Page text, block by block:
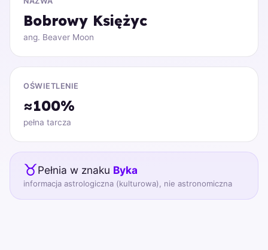
Bobrowy Księżyc
ang. Beaver Moon
OŚWIETLENIE
≈100%
pełna tarcza
♉Pełnia w znaku Byka
informacja astrologiczna (kulturowa), nie astronomiczna